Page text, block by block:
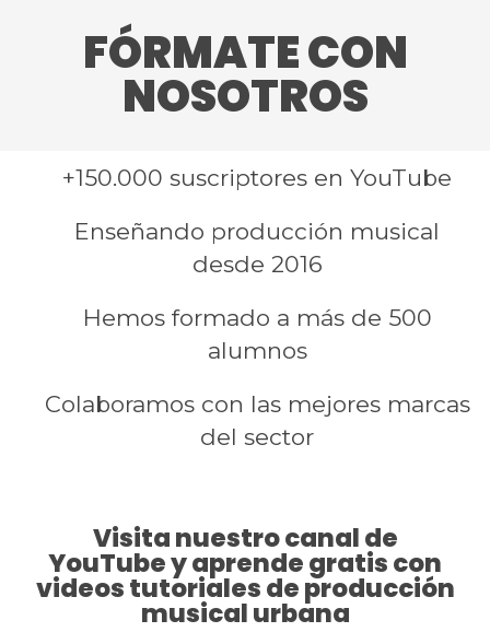
FÓRMATE CON
NOSOTROS
+150.000 suscriptores en YouTube
Enseñando producción musical
desde 2016
Hemos formado a más de 500
alumnos
Colaboramos con las mejores marcas
del sector
Visita nuestro canal de
YouTube y aprende gratis con
videos tutoriales de producción
musical urbana